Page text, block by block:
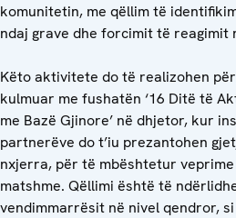
komunitetin, me qëllim të
ndaj grave dhe forcimit të reagimit
Këto aktivitete do të realizohen
kulmuar me fushatën ‘16 Ditë të
me Bazë Gjinore’ në dhjetor, kur
partnerëve do t’iu prezantohen
nxjerra, për të mbështetur
matshme. Qëllimi është të
vendimmarrësit në nivel qendror,